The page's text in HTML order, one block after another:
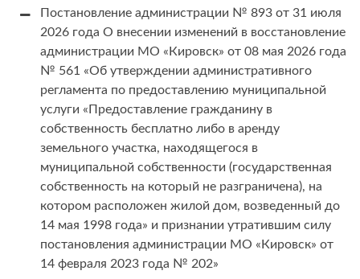
Постановление администрации № 893 от 31 июля
2026 года О внесении изменений в восстановление
администрации МО «Кировск» от 08 мая 2026 года
№ 561 «Об утверждении административного
регламента по предоставлению муниципальной
услуги «Предоставление гражданину в
собственность бесплатно либо в аренду
земельного участка, находящегося в
муниципальной собственности (государственная
собственность на который не разграничена), на
котором расположен жилой дом, возведенный до
14 мая 1998 года» и признании утратившим силу
постановления администрации МО «Кировск» от
14 февраля 2023 года № 202»